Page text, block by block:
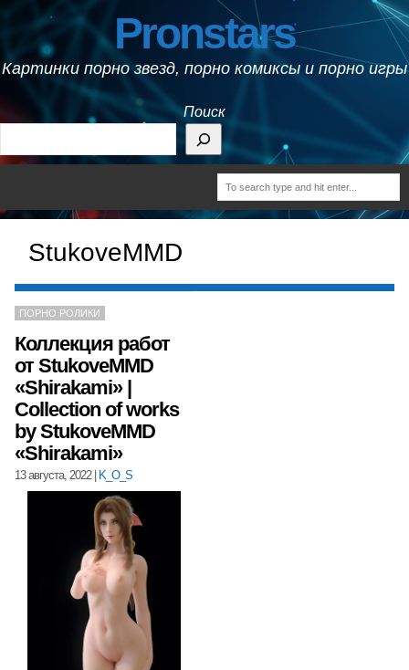
Pronstars
Картинки порно звезд, порно комиксы и порно игры
Поиск
StukoveMMD
ПОРНО РОЛИКИ
Коллекция работ
от StukoveMMD
«Shirakami» |
Collection of works
by StukoveMMD
«Shirakami»
13 августа, 2022| K_O_S